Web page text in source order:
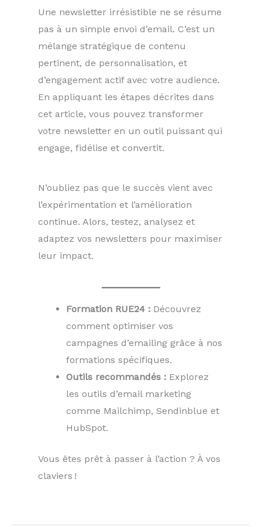
Une newsletter irrésistible ne se résume
pas à un simple envoi d’email. C’est un
mélange stratégique de contenu
pertinent, de personnalisation, et
d’engagement actif avec votre audience.
En appliquant les étapes décrites dans
cet article, vous pouvez transformer
votre newsletter en un outil puissant qui
engage, fidélise et convertit.
N’oubliez pas que le succès vient avec
l’expérimentation et l’amélioration
continue. Alors, testez, analysez et
adaptez vos newsletters pour maximiser
leur impact.
Formation RUE24 : Découvrez
comment optimiser vos
campagnes d’emailing grâce à nos
formations spécifiques.
Outils recommandés : Explorez
les outils d’email marketing
comme Mailchimp, Sendinblue et
HubSpot.
Vous êtes prêt à passer à l’action ? À vos
claviers !